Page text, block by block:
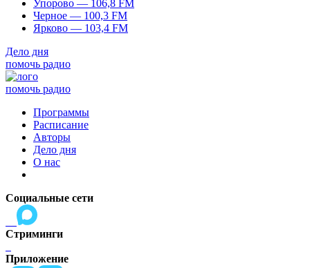
Упорово — 106,8 FM
Черное — 100,3 FM
Ярково — 103,4 FM
Дело дня
помочь радио
помочь радио
Программы
Расписание
Авторы
Дело дня
О нас
Социальные сети
Стриминги
Приложение